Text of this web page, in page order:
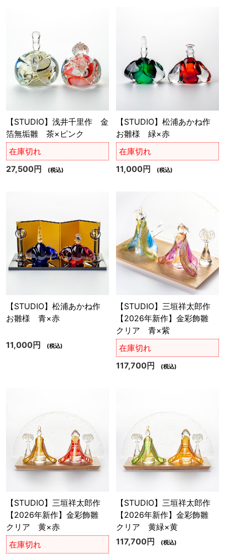
【STUDIO】浅井千里作 金
箔無垢雛 茶×ピンク
在庫切れ
27,500円
(税込)
【STUDIO】松浦あかね作
お雛様 緑×赤
在庫切れ
11,000円
(税込)
【STUDIO】松浦あかね作
お雛様 青×赤
11,000円 (税込)
【STUDIO】三垣祥太郎作
【2026年新作】金彩飾雛
クリア 青×紫
在庫切れ
117,700円
(税込)
【STUDIO】三垣祥太郎作
【2026年新作】金彩飾雛
クリア 黄×赤
在庫切れ
【STUDIO】三垣祥太郎作
【2026年新作】金彩飾雛
クリア 黄緑×黄
117,700円
(税込)